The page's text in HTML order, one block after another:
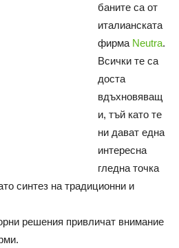
баните са от
италианската
фирма Neutra.
Всички те са
доста
вдъхновяващ
и, тъй като те
ни дават една
интересна
гледна точка
синтез на традиционни и
решения привличат внимание